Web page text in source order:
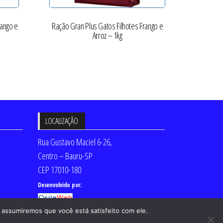
e Ração Gran Plus Gatos Filhotes Frango e
Arroz – 1kg
LOCALIZAÇÃO
Rua Gustavo Maciel 6-26,
Centro – Bauru-SP
CEP 17010-180
Desenvolvido por:
que você está satisfeito com ele.